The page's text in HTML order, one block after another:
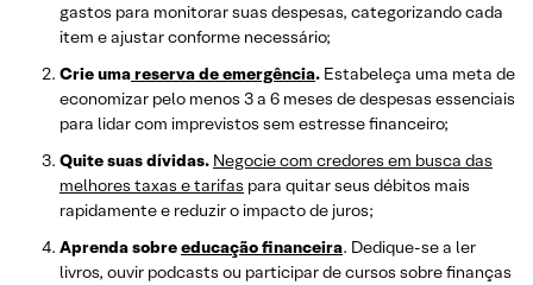
gastos para monitorar suas despesas, categorizando cada
item e ajustar conforme necessário;
Crie umareserva de emergência. Estabeleça uma meta de
economizar pelo menos 3 a 6 meses de despesas essenciais
para lidar com imprevistos sem estresse financeiro;
Quite suas dívidas. Negocie com credores em busca das
melhores taxas e tarifas para quitar seus débitos mais
rapidamente e reduzir o impacto de juros;
Aprenda sobreeducação financeira. Dedique-se a ler
livros, ouvir podcasts ou participar de cursos sobre finanças